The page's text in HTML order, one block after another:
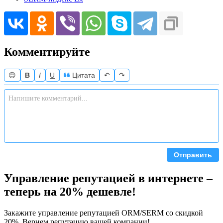
Комментируйте
😊 B I U Цитата ↶ ↷
Отправить
Управление репутацией в интернете –
теперь на 20% дешевле!
Закажите управление репутацией ORM/SERM со скидкой